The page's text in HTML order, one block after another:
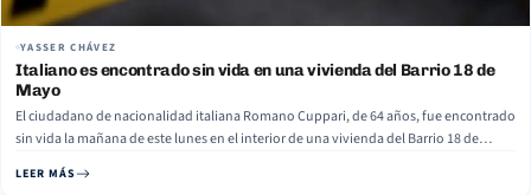
YASSER CHÁVEZ
Italiano es encontrado sin vida en una vivienda del Barrio 18 de
Mayo
El ciudadano de nacionalidad italiana Romano Cuppari, de 64 años, fue encontrado
sin vida la mañana de este lunes en el interior de una vivienda del Barrio 18 de
cuerpo no presentaba signos… Read More
LEER MÁS